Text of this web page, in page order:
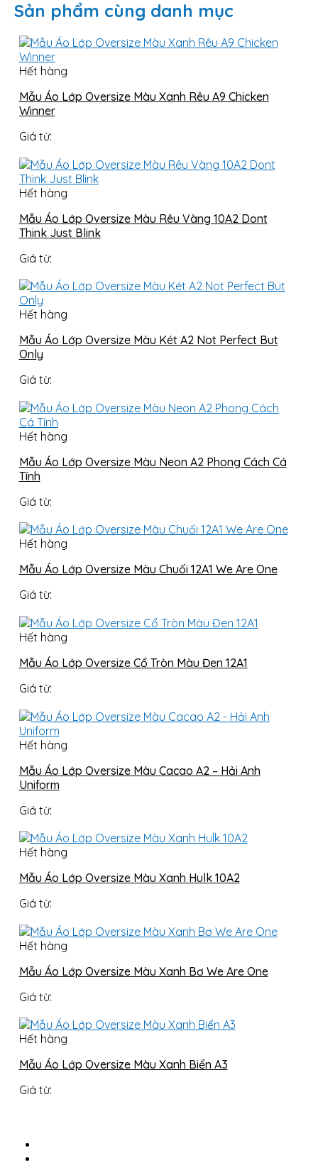
Sản phẩm cùng danh mục
Hết hàng
Mẫu Áo Lớp Oversize Màu Xanh Rêu A9 Chicken
Winner
Giá từ:
Hết hàng
Mẫu Áo Lớp Oversize Màu Rêu Vàng 10A2 Dont
Think Just Blink
Giá từ:
Hết hàng
Mẫu Áo Lớp Oversize Màu Két A2 Not Perfect But
Only
Giá từ:
Hết hàng
Mẫu Áo Lớp Oversize Màu Neon A2 Phong Cách Cá
Tính
Giá từ:
Hết hàng
Mẫu Áo Lớp Oversize Màu Chuối 12A1 We Are One
Giá từ:
Hết hàng
Mẫu Áo Lớp Oversize Cổ Tròn Màu Đen 12A1
Giá từ:
Hết hàng
Mẫu Áo Lớp Oversize Màu Cacao A2 – Hải Anh
Uniform
Giá từ:
Hết hàng
Mẫu Áo Lớp Oversize Màu Xanh Hulk 10A2
Giá từ:
Hết hàng
Mẫu Áo Lớp Oversize Màu Xanh Bơ We Are One
Giá từ:
Hết hàng
Mẫu Áo Lớp Oversize Màu Xanh Biển A3
Giá từ: